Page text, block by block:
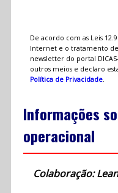
De acordo com as Leis
Internet e o tratamento de
newsletter do portal
outros meios e declaro
Política de Privacidade.
Informações
operacional
Colaboração: